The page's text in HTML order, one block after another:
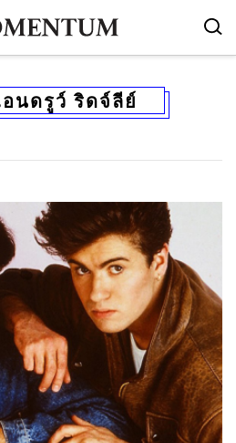
นดรูว์ ริดจ์ลีย์